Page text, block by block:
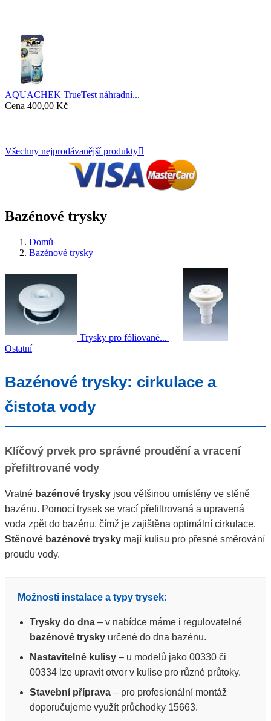
AQUACHEK TrueTest náhradní...
Cena 400,00 Kč
Všechny nejprodávanější produkty
Bazénové trysky
Domů
Bazénové trysky
Trysky pro fóliované...
Ostatní
Bazénové trysky: cirkulace a
čistota vody
Klíčový prvek pro správné proudění a vracení
přefiltrované vody
Vratné bazénové trysky jsou většinou umístěny ve stěně
bazénu. Pomocí trysek se vrací přefiltrovaná a upravená
voda zpět do bazénu, čímž je zajištěna optimální cirkulace.
Stěnové bazénové trysky mají kulisu pro přesné směrování
proudu vody.
Možnosti instalace a typy trysek:
Trysky do dna – v nabídce máme i regulovatelné
bazénové trysky určené do dna bazénu.
Nastavitelné kulisy – u modelů jako 00330 či
00334 lze upravit otvor v kulise pro různé průtoky.
Stavební příprava – pro profesionální montáž
doporučujeme využít průchodky 15663.